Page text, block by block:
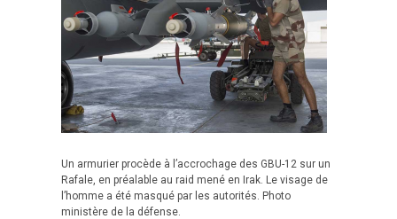
Un armurier procède à l’accrochage des GBU-12 sur un
Rafale, en préalable au raid mené en Irak. Le visage de
l’homme a été masqué par les autorités. Photo
ministère de la défense.